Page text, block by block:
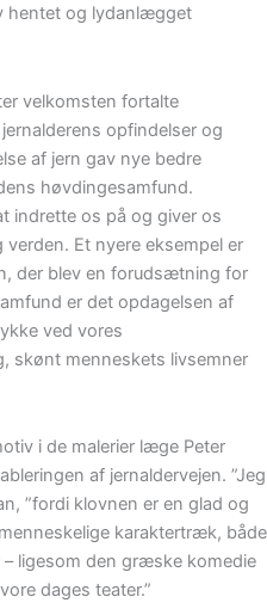
hentet og lydanlægget
velkomsten fortalte
opfindelser og
af jern gav nye bedre
høvdingesamfund.
indrette os på og giver os
Et nyere eksempel er
der blev en forudsætning for
er det opdagelsen af
ved vores
skønt menneskets livsemner
i de malerier læge Peter
af jernaldervejen. ”Jeg
”fordi klovnen er en glad og
karaktertræk, både
ligesom den græske komedie
dages teater.”